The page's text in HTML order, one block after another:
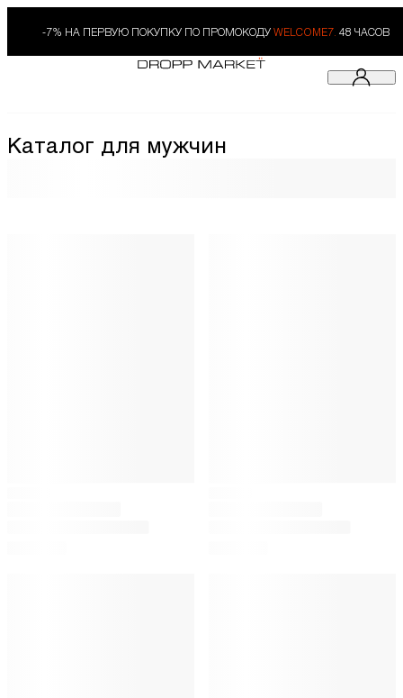
-7% НА ПЕРВУЮ ПОКУПКУ ПО ПРОМОКОДУ WELCOME7. 48 ЧАСОВ
Каталог для мужчин